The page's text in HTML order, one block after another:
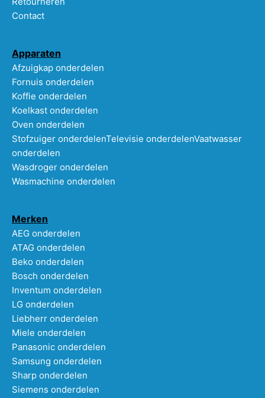
Contact
Apparaten
Afzuigkap onderdelen
Fornuis onderdelen
Koffie onderdelen
Koelkast onderdelen
Oven onderdelen
Stofzuiger onderdelenTelevisie onderdelenVaatwasser
onderdelen
Wasdroger onderdelen
Wasmachine onderdelen
Merken
AEG onderdelen
ATAG onderdelen
Beko onderdelen
Bosch onderdelen
Inventum onderdelen
LG onderdelen
Liebherr onderdelen
Miele onderdelen
Panasonic onderdelen
Samsung onderdelen
Sharp onderdelen
Siemens onderdelen